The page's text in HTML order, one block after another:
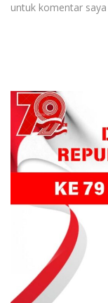
untuk komentar